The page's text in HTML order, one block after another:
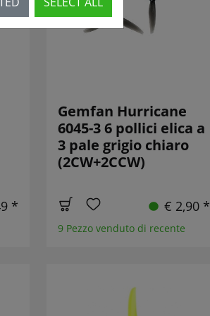
*
Gemfan Hurricane
6045-3 6 pollici elica a
3 pale grigio chiaro
(2CW+2CCW)
€ 2,90 *
9 Pezzo venduto di recente